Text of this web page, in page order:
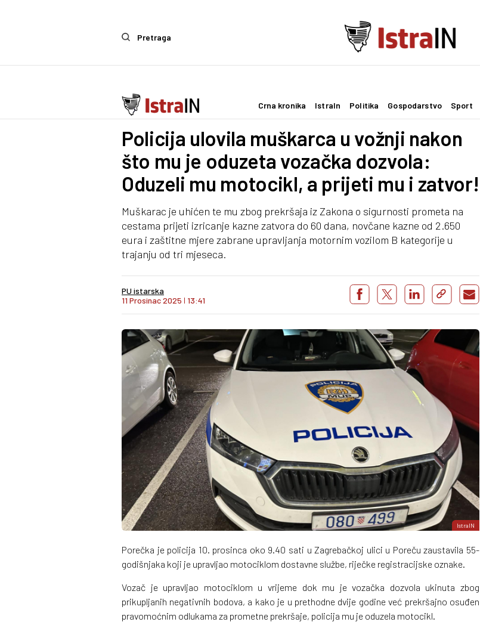
Pretraga
Crna kronika IstraIn Politika Gospodarstvo Sport
Crna kronika
Policija ulovila muškarca u vožnji nakon
što mu je oduzeta vozačka dozvola:
Oduzeli mu motocikl, a prijeti mu i zatvor!
Muškarac je uhićen te mu zbog prekršaja iz Zakona o sigurnosti prometa na
cestama prijeti izricanje kazne zatvora do 60 dana, novčane kazne od 2.650
eura i zaštitne mjere zabrane upravljanja motornim vozilom B kategorije u
trajanju od tri mjeseca.
PU istarska
11 Prosinac 2025 I 13:41
IstraIN
Porečka je policija 10. prosinca oko 9.40 sati u Zagrebačkoj ulici u Poreču zaustavila 55-
godišnjaka koji je upravljao motociklom dostavne službe, riječke registracijske oznake.
Vozač je upravljao motociklom u vrijeme dok mu je vozačka dozvola ukinuta zbog
prikupljanih negativnih bodova, a kako je u prethodne dvije godine već prekršajno osuđen
pravomoćnim odlukama za prometne prekršaje, policija mu je oduzela motocikl.